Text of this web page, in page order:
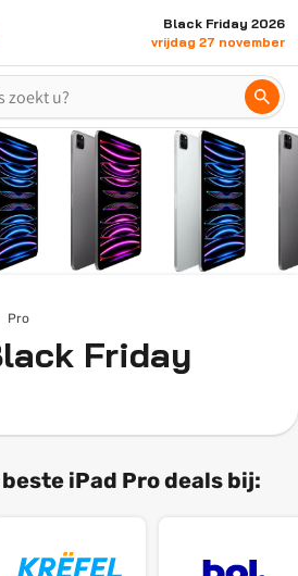
Black Friday 2026
vrijdag 27 november
Pro
Friday
iPad Pro deals bij: